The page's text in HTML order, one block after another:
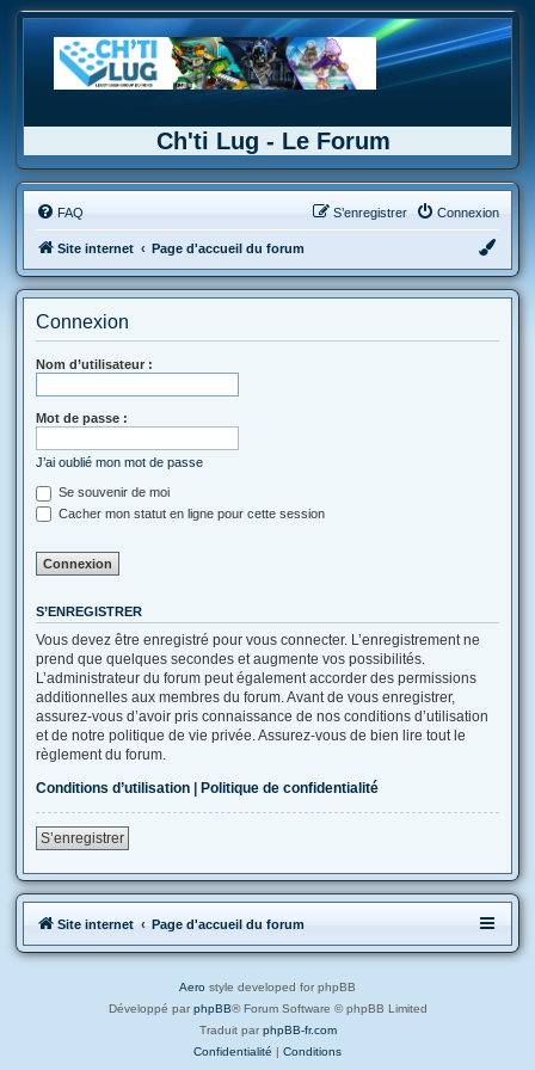
Ch'ti Lug - Le Forum
FAQ Connexion
S’enregistrer
Site internet Page d'accueil du forum
Connexion
Nom d’utilisateur :
Mot de passe :
J’ai oublié mon mot de passe
Se souvenir de moi
Cacher mon statut en ligne pour cette session
S’ENREGISTRER
Vous devez être enregistré pour vous connecter. L’enregistrement ne
prend que quelques secondes et augmente vos possibilités.
L’administrateur du forum peut également accorder des permissions
additionnelles aux membres du forum. Avant de vous enregistrer,
assurez-vous d’avoir pris connaissance de nos conditions d’utilisation
et de notre politique de vie privée. Assurez-vous de bien lire tout le
règlement du forum.
Conditions d’utilisation | Politique de confidentialité
S’enregistrer
Site internet Page d'accueil du forum
Aero style developed for phpBB
Développé par phpBB® Forum Software © phpBB Limited
Traduit par phpBB-fr.com
Confidentialité | Conditions